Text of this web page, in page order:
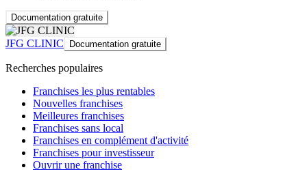
Documentation gratuite
JFG CLINIC Documentation gratuite
Recherches populaires
Franchises les plus rentables
Nouvelles franchises
Meilleures franchises
Franchises sans local
Franchises en complément d'activité
Franchises pour investisseur
Ouvrir une franchise